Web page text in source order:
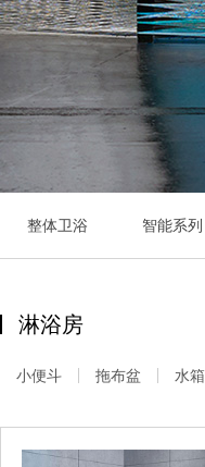
整体卫浴 智能系列
淋浴房
小便斗 拖布盆 水箱